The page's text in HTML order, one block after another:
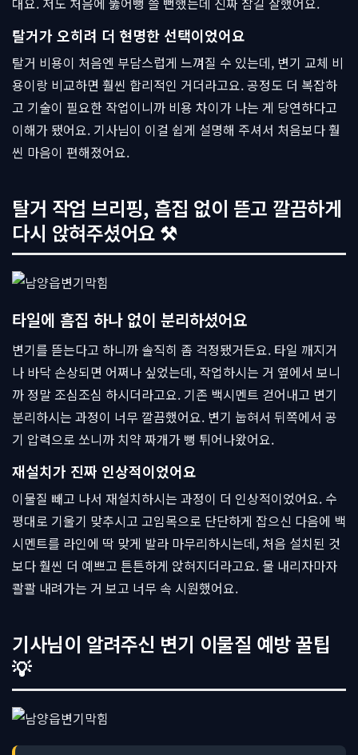
탈거가 오히려 더 현명한 선택이었어요
탈거 비용이 처음엔 부담스럽게 느껴질 수 있는데, 변기 교체 비
용이랑 비교하면 훨씬 합리적인 거더라고요. 공정도 더 복잡하
고 기술이 필요한 작업이니까 비용 차이가 나는 게 당연하다고
이해가 됐어요. 기사님이 이걸 쉽게 설명해 주셔서 처음보다 훨
씬 마음이 편해졌어요.
탈거 작업 브리핑, 흠집 없이 뜯고 깔끔하게
다시 앉혀주셨어요 ⚒
타일에 흠집 하나 없이 분리하셨어요
변기를 뜯는다고 하니까 솔직히 좀 걱정됐거든요. 타일 깨지거
나 바닥 손상되면 어쩌나 싶었는데, 작업하시는 거 옆에서 보니
까 정말 조심조심 하시더라고요. 기존 백시멘트 걷어내고 변기
분리하시는 과정이 너무 깔끔했어요. 변기 눕혀서 뒤쪽에서 공
기 압력으로 쏘니까 치약 짜개가 뻥 튀어나왔어요.
재설치가 진짜 인상적이었어요
이물질 빼고 나서 재설치하시는 과정이 더 인상적이었어요. 수
평대로 기울기 맞추시고 고임목으로 단단하게 잡으신 다음에 백
시멘트를 라인에 딱 맞게 발라 마무리하시는데, 처음 설치된 것
보다 훨씬 더 예쁘고 튼튼하게 앉혀지더라고요. 물 내리자마자
콸콸 내려가는 거 보고 너무 속 시원했어요.
기사님이 알려주신 변기 이물질 예방 꿀팁
💡